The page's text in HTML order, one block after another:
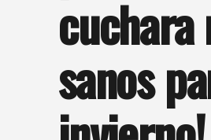
cuchara
sanos